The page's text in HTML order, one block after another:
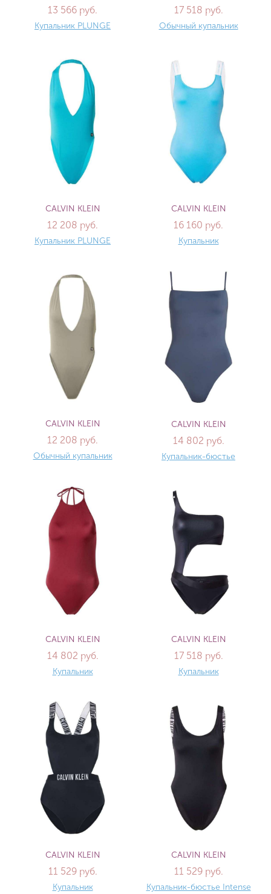
13 566 руб.
Купальник PLUNGE
17 518 руб.
Обычный купальник
CALVIN KLEIN
12 208 руб.
Купальник PLUNGE
CALVIN KLEIN
16 160 руб.
Купальник
CALVIN KLEIN
12 208 руб.
Обычный купальник
CALVIN KLEIN
14 802 руб.
Купальник-бюстье
CALVIN KLEIN
14 802 руб.
Купальник
CALVIN KLEIN
17 518 руб.
Купальник
CALVIN KLEIN
11 529 руб.
Купальник
CALVIN KLEIN
11 529 руб.
Купальник-бюстье Intense